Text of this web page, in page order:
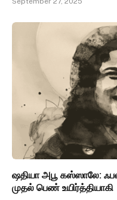
ஷதியா அபூ கஸ்ஸாலே:
முதல் பெண் உயிர்த்தியாகி